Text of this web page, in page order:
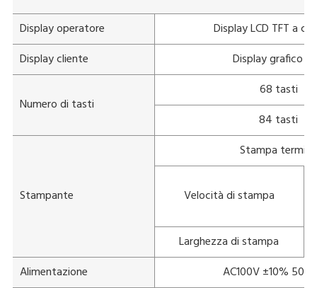
Display operatore
Display LCD TFT a
Display cliente
Display grafico
Numero di tasti
68 tasti
84 tasti
Stampante
Stampa termica
Velocità di stampa
Larghezza di stampa
Alimentazione
AC100V ±10% 50/